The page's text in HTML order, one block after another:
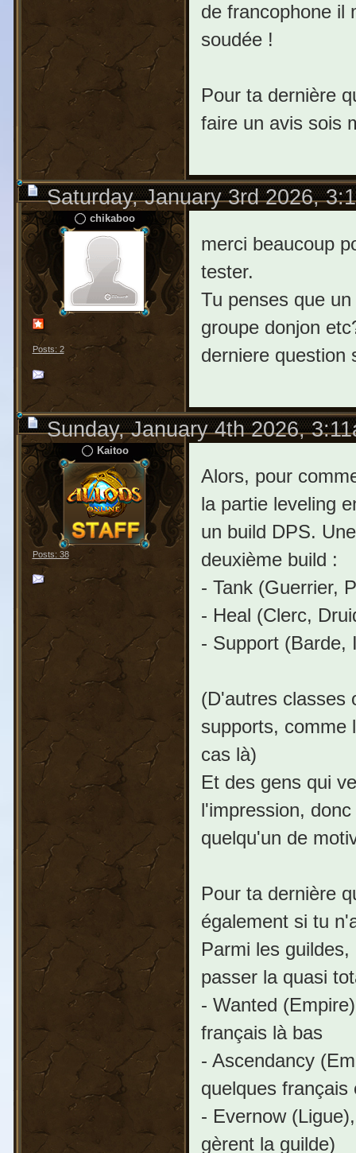
de francophone il
soudée !
Pour ta dernière
faire un avis sois
Saturday, January 3rd 2026,
chikaboo
Posts: 2
merci beaucoup
tester.
Tu penses que
groupe donjon
derniere question
Sunday, January 4th 2026,
Kaitoo
Posts: 38
Alors, pour
la partie leveling
un build DPS.
deuxième build :
- Tank (Guerrier,
- Heal (Clerc,
- Support (Barde,
(D'autres classes
supports, comme
cas là)
Et des gens qui
l'impression,
quelqu'un de
Pour ta dernière
également si tu
Parmi les
passer la quasi
- Wanted
français là bas
- Ascendancy
quelques français
- Evernow
gèrent la guilde)